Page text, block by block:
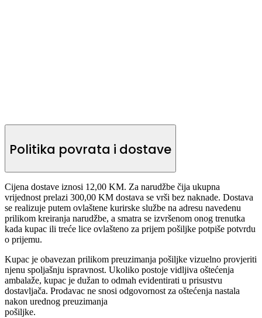
Politika povrata i dostave
Cijena dostave iznosi 12,00 KM. Za narudžbe čija ukupna
vrijednost prelazi 300,00 KM dostava se vrši bez naknade. Dostava
se realizuje putem ovlaštene kurirske službe na adresu navedenu
prilikom kreiranja narudžbe, a smatra se izvršenom onog trenutka
kada kupac ili treće lice ovlašteno za prijem pošiljke potpiše potvrdu
o prijemu.
Kupac je obavezan prilikom preuzimanja pošiljke vizuelno provjeriti
njenu spoljašnju ispravnost. Ukoliko postoje vidljiva oštećenja
ambalaže, kupac je dužan to odmah evidentirati u prisustvu
dostavljača. Prodavac ne snosi odgovornost za oštećenja nastala
nakon urednog preuzimanja
pošiljke.